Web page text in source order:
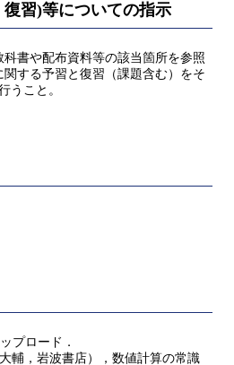
習)等についての指示
書や配布資料等の該当箇所を参照
関する予習と復習（課題含む）をそ
うこと。
プロード．
輔，岩波書店），数値計算の常識